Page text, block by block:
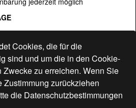
Cookies, die für die
sind und um die in den Cookie-
zu erreichen. Wenn Sie
Zustimmung zurückziehen
die Datenschutzbestimmungen